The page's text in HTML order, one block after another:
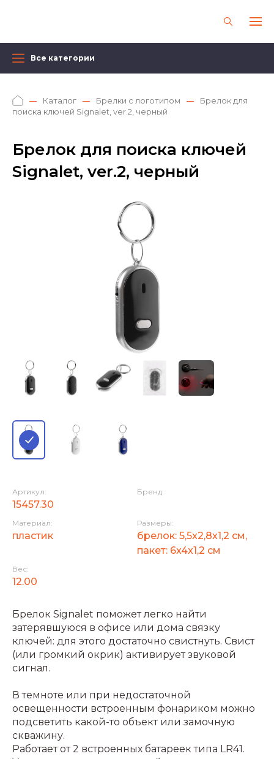
Все категории
Каталог Брелки с логотипом
Брелок для
поиска ключей Signalet, ver.2, черный
Брелок для поиска ключей
Signalet, ver.2, черный
Артикул:
15457.30
Бренд:
Материал:
пластик
Размеры:
брелок: 5,5x2,8x1,2 см,
пакет: 6x4x1,2 см
Вес:
12.00
Брелок Signalet поможет легко найти
затерявшуюся в офисе или дома связку
ключей: для этого достаточно свистнуть. Свист
(или громкий окрик) активирует звуковой
сигнал.
В темноте или при недостаточной
освещенности встроенным фонариком можно
подсветить какой-то объект или замочную
скважину.
Работает от 2 встроенных батареек типа LR41.